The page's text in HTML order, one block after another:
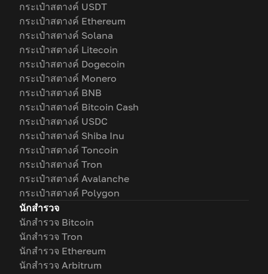
กระเป๋าสตางค์ USDT
กระเป๋าสตางค์ Ethereum
กระเป๋าสตางค์ Solana
กระเป๋าสตางค์ Litecoin
กระเป๋าสตางค์ Dogecoin
กระเป๋าสตางค์ Monero
กระเป๋าสตางค์ BNB
กระเป๋าสตางค์ Bitcoin Cash
กระเป๋าสตางค์ USDC
กระเป๋าสตางค์ Shiba Inu
กระเป๋าสตางค์ Toncoin
กระเป๋าสตางค์ Tron
กระเป๋าสตางค์ Avalanche
กระเป๋าสตางค์ Polygon
นักสำรวจ
นักสำรวจ Bitcoin
นักสำรวจ Tron
นักสำรวจ Ethereum
นักสำรวจ Arbitrum